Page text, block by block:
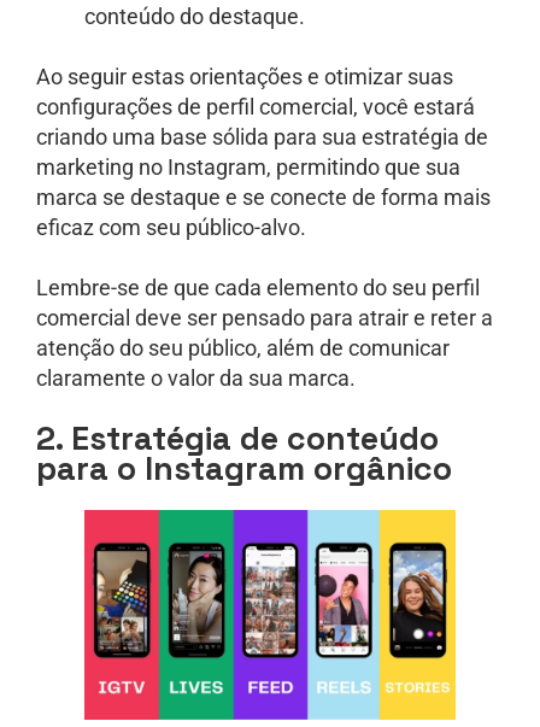
conteúdo do destaque.
Ao seguir estas orientações e otimizar suas
configurações de perfil comercial, você estará
criando uma base sólida para sua estratégia de
marketing no Instagram, permitindo que sua
marca se destaque e se conecte de forma mais
eficaz com seu público-alvo.
Lembre-se de que cada elemento do seu perfil
comercial deve ser pensado para atrair e reter a
atenção do seu público, além de comunicar
claramente o valor da sua marca.
2. Estratégia de conteúdo
para o Instagram orgânico